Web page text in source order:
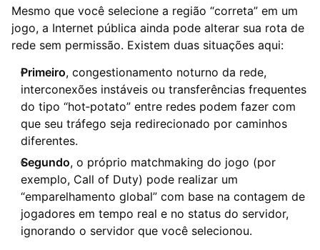
Mesmo que você selecione a região “correta” em um
jogo, a Internet pública ainda pode alterar sua rota de
rede sem permissão. Existem duas situações aqui:
Primeiro, congestionamento noturno da rede,
interconexões instáveis ou transferências frequentes
do tipo “hot‑potato” entre redes podem fazer com
que seu tráfego seja redirecionado por caminhos
diferentes.
Segundo, o próprio matchmaking do jogo (por
exemplo, Call of Duty) pode realizar um
“emparelhamento global” com base na contagem de
jogadores em tempo real e no status do servidor,
ignorando o servidor que você selecionou.